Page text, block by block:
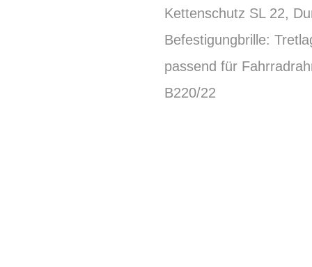
Kettenschutz SL 22,
Befestigungbrille:
passend für
B220/22